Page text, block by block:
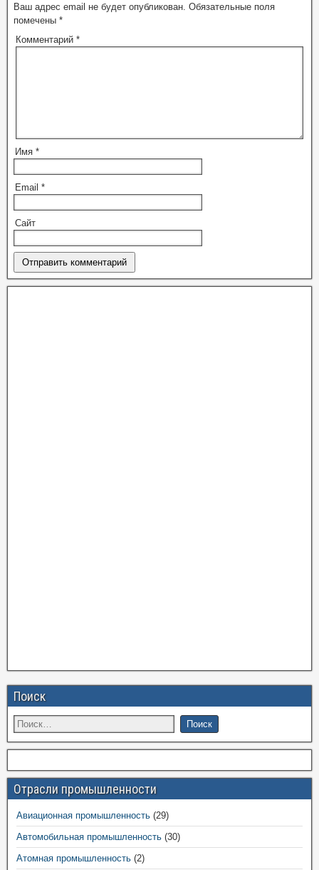
Ваш адрес email не будет опубликован. Обязательные поля
помечены *
Комментарий *
Имя *
Email *
Сайт
Поиск
Отрасли промышленности
Авиационная промышленность (29)
Автомобильная промышленность (30)
Атомная промышленность (2)